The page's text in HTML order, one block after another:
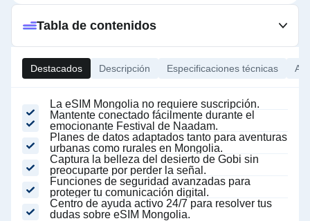
Destacados Descripción Especificaciones técnicas
La eSIM Mongolia no requiere suscripción.
Mantente conectado fácilmente durante el
emocionante Festival de Naadam.
Planes de datos adaptados tanto para aventuras
urbanas como rurales en Mongolia.
Captura la belleza del desierto de Gobi sin
preocuparte por perder la señal.
Funciones de seguridad avanzadas para
proteger tu comunicación digital.
Centro de ayuda activo 24/7 para resolver tus
dudas sobre eSIM Mongolia.
Tabla de contenidos